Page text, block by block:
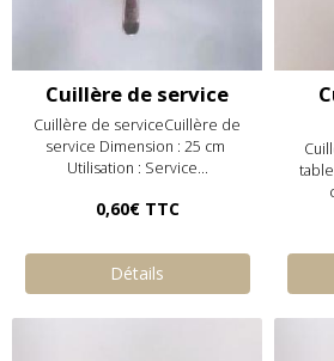
Cuillère de service
Cuillère de serviceCuillère de
service Dimension : 25 cm
Utilisation : Service...
0,60€ TTC
Détails